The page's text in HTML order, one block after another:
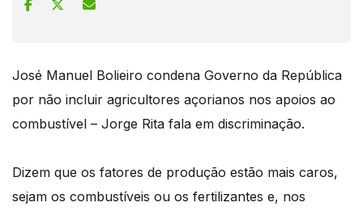
José Manuel Bolieiro condena Governo da República
por não incluir agricultores açorianos nos apoios ao
combustível – Jorge Rita fala em discriminação.
Dizem que os fatores de produção estão mais caros,
sejam os combustíveis ou os fertilizantes e, nos